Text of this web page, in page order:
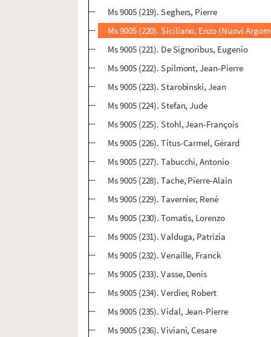
Ms 9005 (219). Seghers, Pierre
Ms 9005 (220). Siciliano, Enzo (Nuovi
Ms 9005 (221). De Signoribus, Eugenio
Ms 9005 (222). Spilmont, Jean-Pierre
Ms 9005 (223). Starobinski, Jean
Ms 9005 (224). Stefan, Jude
Ms 9005 (225). Stohl, Jean-François
Ms 9005 (226). Titus-Carmel, Gérard
Ms 9005 (227). Tabucchi, Antonio
Ms 9005 (228). Tache, Pierre-Alain
Ms 9005 (229). Tavernier, René
Ms 9005 (230). Tomatis, Lorenzo
Ms 9005 (231). Valduga, Patrizia
Ms 9005 (232). Venaille, Franck
Ms 9005 (233). Vasse, Denis
Ms 9005 (234). Verdier, Robert
Ms 9005 (235). Vidal, Jean-Pierre
Ms 9005 (236). Viviani, Cesare